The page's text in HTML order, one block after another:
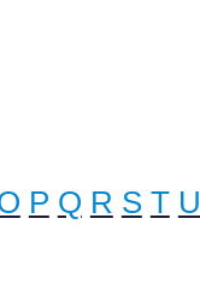
P Q R S T U